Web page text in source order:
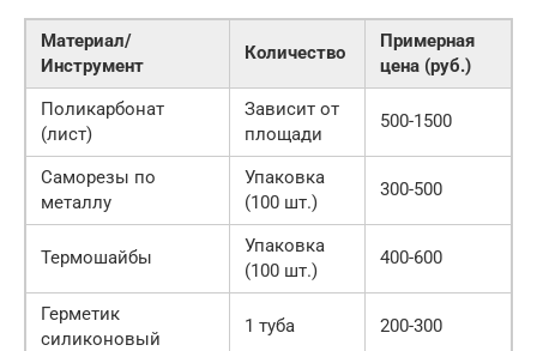
Материал/
Инструмент
Количество
Примерная
цена (руб.)
Поликарбонат
(лист)
Зависит от
площади
500-1500
Саморезы по
металлу
Упаковка
(100 шт.)
300-500
Термошайбы
Упаковка
(100 шт.)
400-600
Герметик
силиконовый
1 туба 200-300